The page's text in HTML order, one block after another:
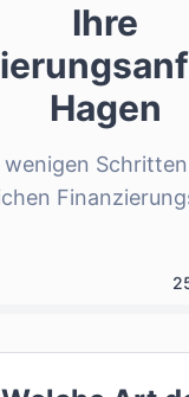
Ihre
Hagen
wenigen